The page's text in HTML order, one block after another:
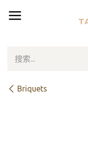
Briquets